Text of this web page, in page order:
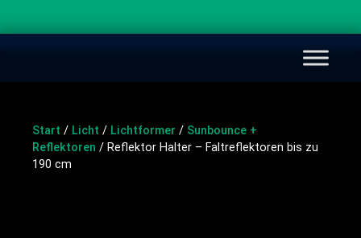
Start / Licht / Lichtformer / Sunbounce +
Reflektoren / Reflektor Halter – Faltreflektoren bis zu
190 cm